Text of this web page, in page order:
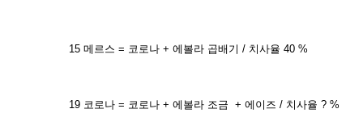
15 메르스 = 코로나 + 에볼라 곱배기 / 치사율 40 %
19 코로나 = 코로나 + 에볼라 조금 + 에이즈 / 치사율 ? %